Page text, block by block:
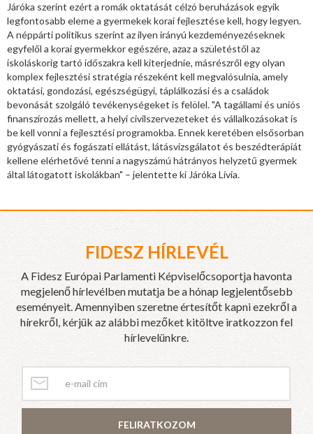
Járóka szerint ezért a romák oktatását célzó beruházások egyik
legfontosabb eleme a gyermekek korai fejlesztése kell, hogy legyen.
A néppárti politikus szerint az ilyen irányú kezdeményezéseknek
egyfelől a korai gyermekkor egészére, azaz a születéstől az
iskoláskorig tartó időszakra kell kiterjednie, másrészről egy olyan
komplex fejlesztési stratégia részeként kell megvalósulnia, amely
oktatási, gondozási, egészségügyi, táplálkozási és a családok
bevonását szolgáló tevékenységeket is felölel. "A tagállami és uniós
finanszírozás mellett, a helyi civilszervezeteket és vállalkozásokat is
be kell vonni a fejlesztési programokba. Ennek keretében elsősorban
gyógyászati és fogászati ellátást, látásvizsgálatot és beszédterápiát
kellene elérhetővé tenni a nagyszámú hátrányos helyzetű gyermek
által látogatott iskolákban" – jelentette ki Járóka Lívia.
FIDESZ HÍRLEVÉL
A Fidesz Európai Parlamenti Képviselőcsoportja havonta
megjelenő hírlevélben mutatja be a hónap legjelentősebb
eseményeit. Amennyiben szeretne értesítőt kapni ezekről a
hírekről, kérjük az alábbi mezőket kitöltve iratkozzon fel
hírlevelünkre.
FELIRATKOZOM